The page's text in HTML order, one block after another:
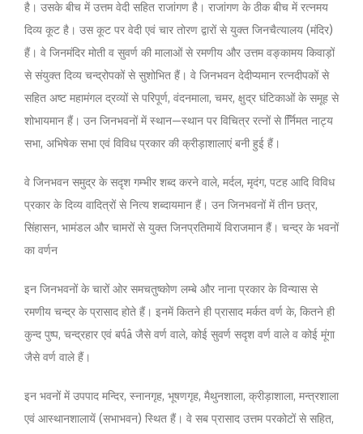
है। उसके बीच में उत्तम वेदी सहित राजांगण है। राजांगण के ठीक बीच में रत्नमय
दिव्य कूट है। उस कूट पर वेदी एवं चार तोरण द्वारों से युक्त जिनचैत्यालय (मंदिर)
हैं। वे जिनमंदिर मोती व सुवर्ण की मालाओं से रमणीय और उत्तम वङ्कामय किवाड़ों
से संयुक्त दिव्य चन्द्रोपकों से सुशोभित हैं। वे जिनभवन देदीप्यमान रत्नदीपकों से
सहित अष्ट महामंगल द्रव्यों से परिपूर्ण, वंदनमाला, चमर, क्षुद्र घंटिकाओं के समूह से
शोभायमान हैं। उन जिनभवनों में स्थान—स्थान पर विचित्र रत्नों से र्नििमत नाट्य
सभा, अभिषेक सभा एवं विविध प्रकार की क्रीड़ाशालाएं बनी हुई हैं।
वे जिनभवन समुद्र के सदृश गम्भीर शब्द करने वाले, मर्दल, मृदंग, पटह आदि विविध
प्रकार के दिव्य वादित्रों से नित्य शब्दायमान हैं। उन जिनभवनों में तीन छत्र,
सिंहासन, भामंडल और चामरों से युक्त जिनप्रतिमायें विराजमान हैं। चन्द्र के भवनों
का वर्णन
इन जिनभवनों के चारों ओर समचतुष्कोण लम्बे और नाना प्रकार के विन्यास से
रमणीय चन्द्र के प्रासाद होते हैं। इनमें कितने ही प्रासाद मर्कत वर्ण के, कितने ही
कुन्द पुष्प, चन्द्रहार एवं बर्पâ जैसे वर्ण वाले, कोई सुवर्ण सदृश वर्ण वाले व कोई मूंगा
जैसे वर्ण वाले हैं।
इन भवनों में उपपाद मन्दिर, स्नानगृह, भूषणगृह, मैथुनशाला, क्रीड़ाशाला, मन्त्रशाला
एवं आस्थानशालायें (सभाभवन) स्थित हैं। वे सब प्रासाद उत्तम परकोटों से सहित,